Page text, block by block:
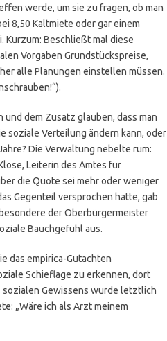
werde, um sie zu fragen, ob man
8,50 Kaltmiete oder gar einem
Kurzum: Beschließt mal diese
Vorgaben Grundstückspreise,
alle Planungen einstellen müssen.
dem Zusatz glauben, dass man
soziale Verteilung ändern kann, oder
Die Verwaltung nebelte rum:
Leiterin des Amtes für
die Quote sei mehr oder weniger
Gegenteil versprochen hatte, gab
der Oberbürgermeister
Bauchgefühl aus.
das empirica-Gutachten
Schieflage zu erkennen, dort
sozialen Gewissens wurde letztlich
„Wäre ich als Arzt meinem